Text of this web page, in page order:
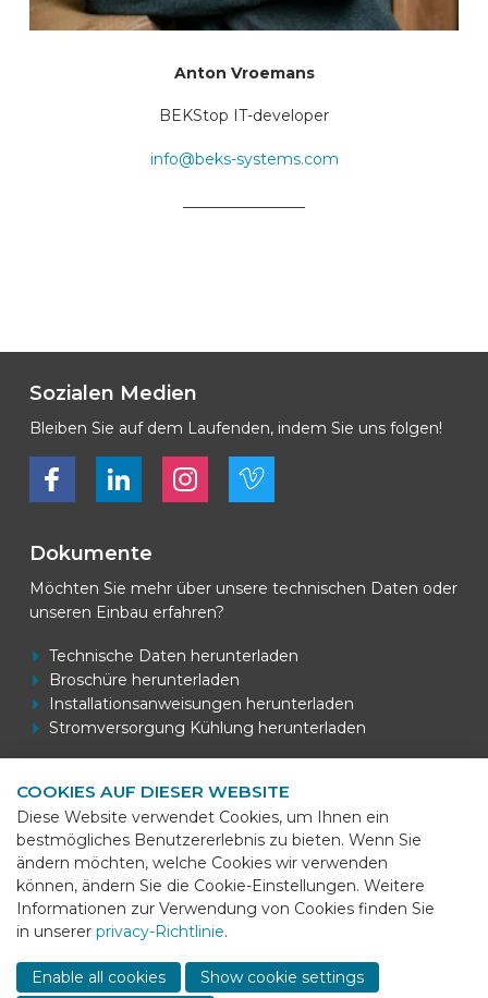
Anton Vroemans
BEKStop IT-developer
info@beks-systems.com
Sozialen Medien
Bleiben Sie auf dem Laufenden, indem Sie uns folgen!
Bekijk ons op FacebookBekijk ons op LinkedInBekijk ons op LinkedInBekijk ons op Vimeo
Dokumente
Möchten Sie mehr über unsere technischen Daten oder
unseren Einbau erfahren?
Technische Daten herunterladen
Broschüre herunterladen
Installationsanweisungen herunterladen
Stromversorgung Kühlung herunterladen
Kontaktdaten
BEKS Systems
Meerheide 58
5521 DZ Eersel
Telefon+31 (0)85 - 064 58 92
E-mailinfo@beks-systems.com
COOKIES AUF DIESER WEBSITE
Diese Website verwendet Cookies, um Ihnen ein
bestmögliches Benutzererlebnis zu bieten. Wenn Sie
ändern möchten, welche Cookies wir verwenden
können, ändern Sie die Cookie-Einstellungen. Weitere
Informationen zur Verwendung von Cookies finden Sie
in unserer privacy-Richtlinie.
Enable all cookies Show cookie settings